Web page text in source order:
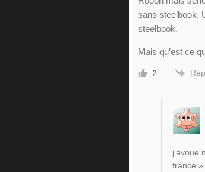
sans steelbook.
steelbook.
Mais qu’est ce
2
j’avoue
france